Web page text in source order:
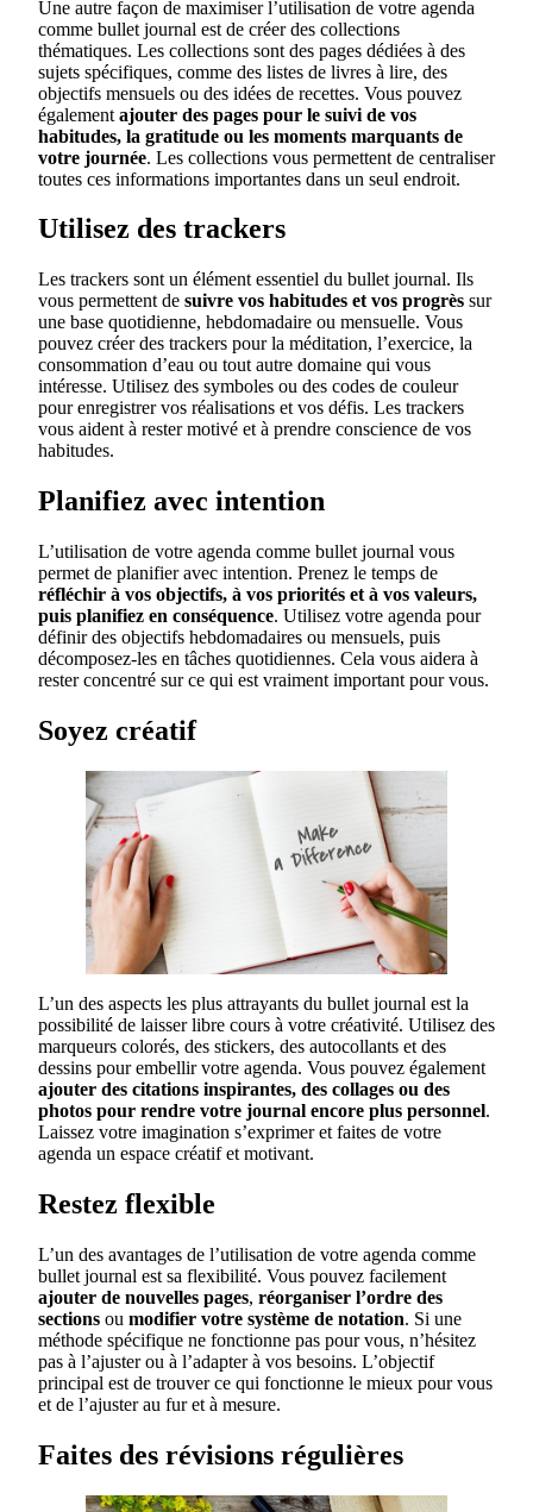
Une autre façon de maximiser l’utilisation de votre agenda
comme bullet journal est de créer des collections
thématiques. Les collections sont des pages dédiées à des
sujets spécifiques, comme des listes de livres à lire, des
objectifs mensuels ou des idées de recettes. Vous pouvez
également ajouter des pages pour le suivi de vos
habitudes, la gratitude ou les moments marquants de
votre journée. Les collections vous permettent de centraliser
toutes ces informations importantes dans un seul endroit.
Utilisez des trackers
Les trackers sont un élément essentiel du bullet journal. Ils
vous permettent de suivre vos habitudes et vos progrès sur
une base quotidienne, hebdomadaire ou mensuelle. Vous
pouvez créer des trackers pour la méditation, l’exercice, la
consommation d’eau ou tout autre domaine qui vous
intéresse. Utilisez des symboles ou des codes de couleur
pour enregistrer vos réalisations et vos défis. Les trackers
vous aident à rester motivé et à prendre conscience de vos
habitudes.
Planifiez avec intention
L’utilisation de votre agenda comme bullet journal vous
permet de planifier avec intention. Prenez le temps de
réfléchir à vos objectifs, à vos priorités et à vos valeurs,
puis planifiez en conséquence. Utilisez votre agenda pour
définir des objectifs hebdomadaires ou mensuels, puis
décomposez-les en tâches quotidiennes. Cela vous aidera à
rester concentré sur ce qui est vraiment important pour vous.
Soyez créatif
L’un des aspects les plus attrayants du bullet journal est la
possibilité de laisser libre cours à votre créativité. Utilisez des
marqueurs colorés, des stickers, des autocollants et des
dessins pour embellir votre agenda. Vous pouvez également
ajouter des citations inspirantes, des collages ou des
photos pour rendre votre journal encore plus personnel.
Laissez votre imagination s’exprimer et faites de votre
agenda un espace créatif et motivant.
Restez flexible
L’un des avantages de l’utilisation de votre agenda comme
bullet journal est sa flexibilité. Vous pouvez facilement
ajouter de nouvelles pages, réorganiser l’ordre des
sections ou modifier votre système de notation. Si une
méthode spécifique ne fonctionne pas pour vous, n’hésitez
pas à l’ajuster ou à l’adapter à vos besoins. L’objectif
principal est de trouver ce qui fonctionne le mieux pour vous
et de l’ajuster au fur et à mesure.
Faites des révisions régulières